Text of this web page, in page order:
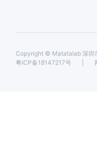
Copyright © Matatalab 深圳
粤ICP备18147217号